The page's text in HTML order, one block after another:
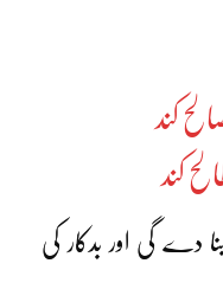
کند
کند
دے گی اور بدکار کی